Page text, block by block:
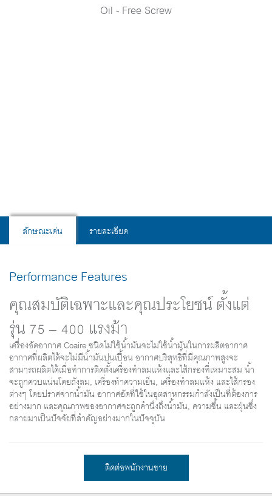
Oil - Free Screw
ลักษณะเด่น รายละเอียด
Performance Features
คุณสมบัติเฉพาะและคุณประโยชน์ ตั้งแต่
รุ่น 75 – 400 แรงม้า
เครื่องอัดอากาศ Coaire ชนิดไม่ใช้น้ำมันจะไม่ใช้น้ำมันในการผลิตอากาศ
อากาศที่ผลิตได้จะไม่มีน้ำมันปนเปื้อน อากาศบริสุทธิ์ที่มีคุณภาพสูงจะ
สามารถผลิตได้เมื่อทำการติดตั้งเครื่องทำลมแห้งและไส้กรองที่เหมาะสม น้ำ
จะถูกควบแน่นโดยถังลม, เครื่องทำความเย็น, เครื่องทำลมแห้ง และไส้กรอง
ต่างๆ โดยปราศจากน้ำมัน อากาศอัดที่ใช้ในอุตสาหกรรมกำลังเป็นที่ต้องการ
อย่างมาก และคุณภาพของอากาศจะถูกคำนึงถึงน้ำมัน, ความชื้น และฝุ่นซึ่ง
กลายมาเป็นปัจจัยที่สำคัญอย่างมากในปัจจุบัน
ติดต่อพนักงานขาย